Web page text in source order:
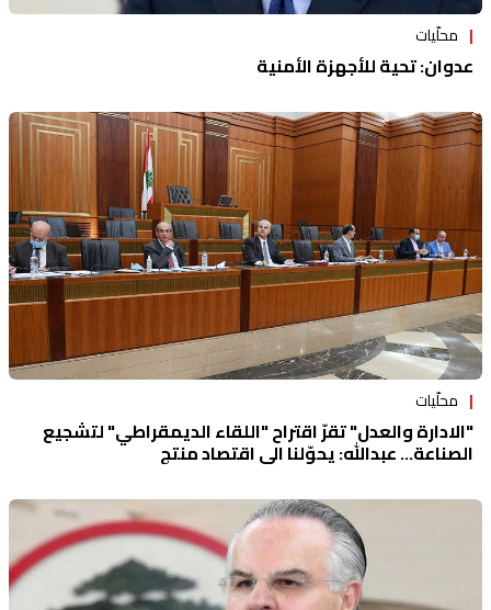
محلّيات
عدوان: تحية للأجهزة الأمنية
محلّيات
"الادارة والعدل" تقرّ اقتراح "اللقاء الديمقراطي" لتشجيع
الصناعة... عبدالله: يحوّلنا الى اقتصاد منتج